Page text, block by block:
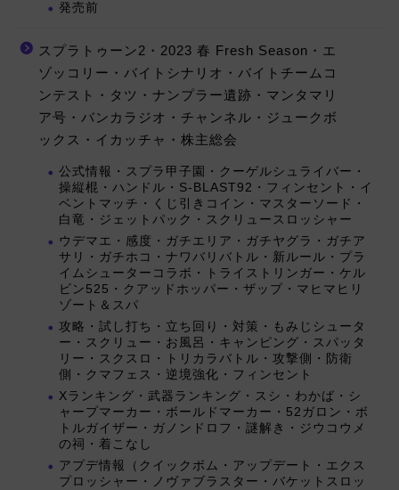
発売前
スプラトゥーン2・2023 春 Fresh Season・エ
ゾッコリー・バイトシナリオ・バイトチームコ
ンテスト・タツ・ナンプラー遺跡・マンタマリ
ア号・バンカラジオ・チャンネル・ジュークボ
ックス・イカッチャ・株主総会
公式情報・スプラ甲子園・クーゲルシュライバー・
操縦棍・ハンドル・S-BLAST92・フィンセント・イ
ベントマッチ・くじ引きコイン・マスターソード・
白竜・ジェットパック・スクリュースロッシャー
ウデマエ・感度・ガチエリア・ガチヤグラ・ガチア
サリ・ガチホコ・ナワバリバトル・新ルール・プラ
イムシューターコラボ・トライストリンガー・ケル
ビン525・クアッドホッパー・ザップ・マヒマヒリ
ゾート＆スパ
攻略・試し打ち・立ち回り・対策・もみじシュータ
ー・スクリュー・お風呂・キャンピング・スパッタ
リー・スクスロ・トリカラバトル・攻撃側・防衛
側・クマフェス・逆境強化・フィンセント
Xランキング・武器ランキング・スシ・わかば・シ
ャープマーカー・ボールドマーカー・52ガロン・ボ
トルガイザー・ガノンドロフ・謎解き・ジウコウメ
の祠・着こなし
アプデ情報（クイックボム・アップデート・エクス
プロッシャー・ノヴァブラスター・バケットスロッ